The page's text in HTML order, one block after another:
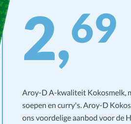
2,69
Aroy-D A-kwaliteit Kokosmelk,
soepen en curry's. Aroy-D
ons voordelige aanbod voor de